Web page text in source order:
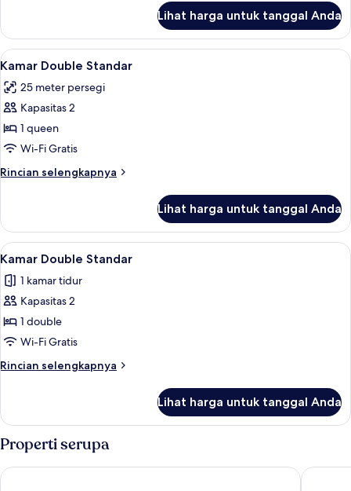
Twin
Kamar
Twin,
2
Tidur
Twin
Lihat harga untuk tanggal Anda
Lihat
semua
foto
untuk
Kamar
Double
Standar
Meja kerja, setrika/meja setrika, dan
10
Kamar Double Standar
25 meter persegi
Kapasitas 2
1 queen
Wi-Fi Gratis
Rincian selengkapnya
Rincian
Kamar
Double
Standar
Lihat harga untuk tanggal Anda
Lihat
semua
foto
untuk
Kamar
Double
Standar
Kamar Double Standar | Meja kerja,
6
Kamar Double Standar
1 kamar tidur
Kapasitas 2
1 double
Wi-Fi Gratis
Rincian selengkapnya
Rincian
Kamar
Double
Standar
Lihat harga untuk tanggal Anda
Properti serupa
Carlton Lygon Lodge